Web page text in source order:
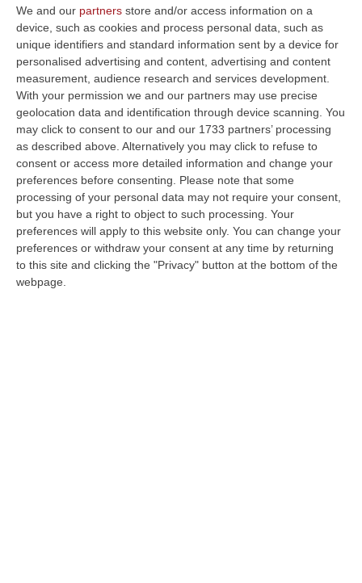
We and our partners store and/or access information on a
device, such as cookies and process personal data, such as
unique identifiers and standard information sent by a device for
personalised advertising and content, advertising and content
measurement, audience research and services development.
With your permission we and our partners may use precise
geolocation data and identification through device scanning. You
may click to consent to our and our 1733 partners’ processing
as described above. Alternatively you may click to refuse to
consent or access more detailed information and change your
preferences before consenting.
Please note that some
processing of your personal data may not require your consent,
but you have a right to object to such processing. Your
preferences will apply to this website only. You can change your
preferences or withdraw your consent at any time by returning
to this site and clicking the "Privacy" button at the bottom of the
webpage.
della Dda reggina
Pubblicato il: 01/04/22 – 17:17
‘Ndrangheta, “Mercato Libero”:
l’imprenditore Frascati ai domiciliari